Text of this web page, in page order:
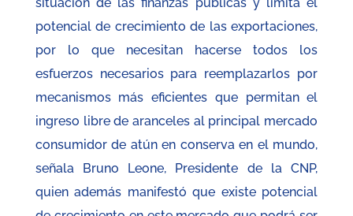
potencial de crecimiento de las exportaciones,
por lo que necesitan hacerse todos los
esfuerzos necesarios para reemplazarlos por
mecanismos más eficientes que permitan el
ingreso libre de aranceles al principal mercado
consumidor de atún en conserva en el mundo,
señala Bruno Leone, Presidente de la CNP,
quien además manifestó que existe potencial